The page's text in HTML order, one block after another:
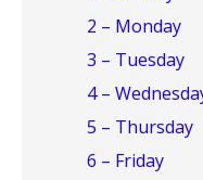
2 – Monday
3 – Tuesday
4 –
5 – Thursday
6 – Friday